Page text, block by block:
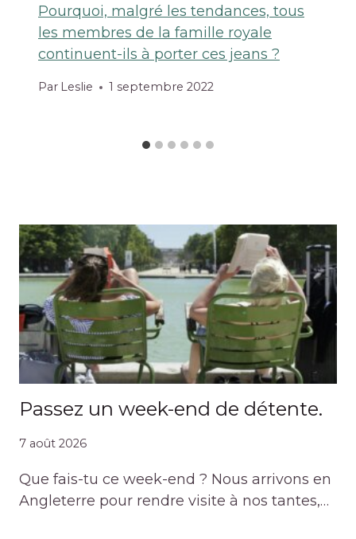
Pourquoi, malgré les tendances, tous
les membres de la famille royale
continuent-ils à porter ces jeans ?
Par Leslie 1 septembre 2022
Passez un week-end de détente.
7 août 2026
Que fais-tu ce week-end ? Nous arrivons en
Angleterre pour rendre visite à nos tantes,…